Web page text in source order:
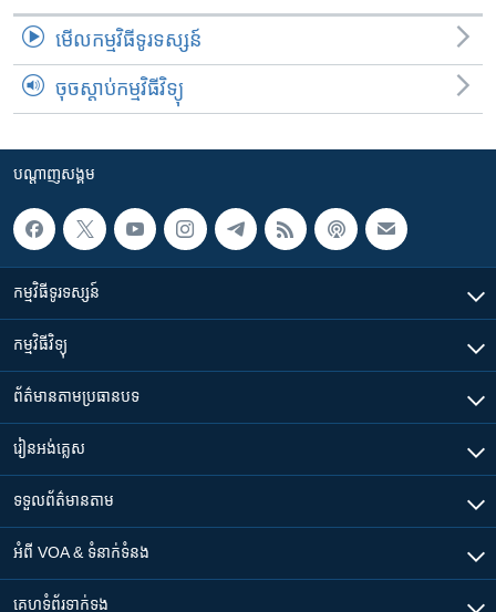
មើល​កម្មវិធី​ទូរទស្សន៍
ចុចស្តាប់កម្មវិធីវិទ្យុ
បណ្តាញ​សង្គម
កម្មវិធី​ទូរទស្សន៍
កម្មវិធី​វិទ្យុ
ព័ត៌មាន​តាមប្រធានបទ​
រៀន​​អង់គ្លេស
ទទួល​ព័ត៌មាន​តាម
អំពី​ VOA & ទំនាក់ទំនង
គេហទំព័រ​​ទាក់ទង